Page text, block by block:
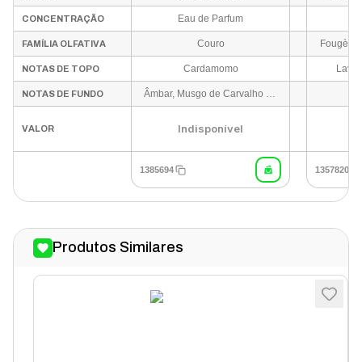
CONCENTRAÇÃO Eau de Parfum
FAMÍLIA OLFATIVA Couro Fougère
NOTAS DE TOPO Cardamomo
NOTAS DE FUNDO Âmbar, Musgo de Carvalho e Patchouli
VALOR Indisponível
1385694 1357820
Produtos Similares